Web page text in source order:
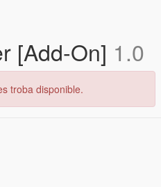
[Add-On] 1.0
troba disponible.